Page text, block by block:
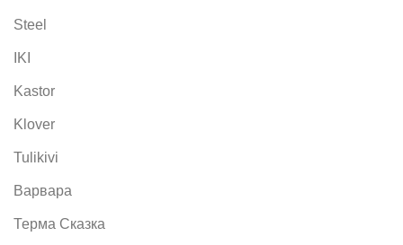
Steel
IKI
Kastor
Klover
Tulikivi
Варвара
Терма Сказка